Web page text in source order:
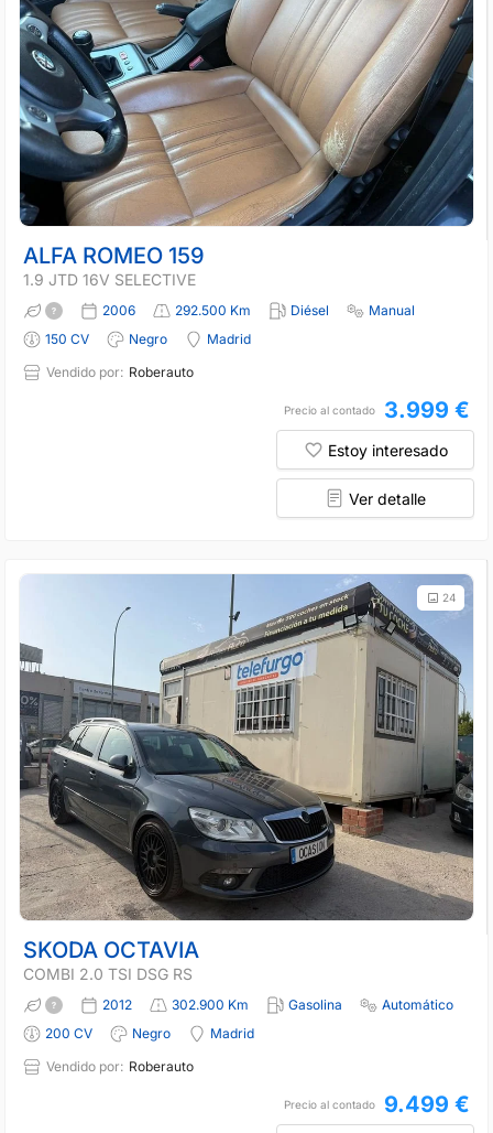
ALFA ROMEO 159
1.9 JTD 16V SELECTIVE
2006 292.500 Km Diésel
Manual
150 CV
Negro
Madrid
Vendido por: Roberauto
Precio al contado 3.999 €
Estoy interesado
Ver detalle
24
SKODA OCTAVIA
COMBI 2.0 TSI DSG RS
2012 302.900 Km Gasolina
Automático
200 CV
Negro
Madrid
Vendido por: Roberauto
Precio al contado 9.499 €